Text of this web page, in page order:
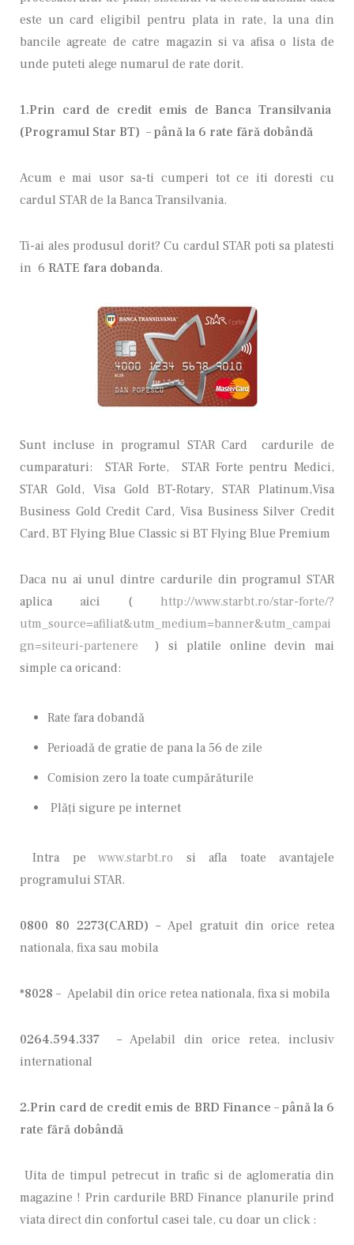
este un card eligibil pentru plata in rate, la una din
bancile agreate de catre magazin si va afisa o lista de
unde puteti alege numarul de rate dorit.
1.Prin card de credit emis de Banca Transilvania
(Programul Star BT) – până la 6 rate fără dobândă
Acum e mai usor sa-ti cumperi tot ce iti doresti cu
cardul STAR de la Banca Transilvania.
Ti-ai ales produsul dorit? Cu cardul STAR poti sa platesti
in 6 RATE fara dobanda.
Sunt incluse in programul STAR Card cardurile de
cumparaturi: STAR Forte, STAR Forte pentru Medici,
STAR Gold, Visa Gold BT-Rotary, STAR Platinum,Visa
Business Gold Credit Card, Visa Business Silver Credit
Card, BT Flying Blue Classic si BT Flying Blue Premium
Daca nu ai unul dintre cardurile din programul STAR
aplica aici ( http://www.starbt.ro/star-forte/?
utm_source=afiliat&utm_medium=banner&utm_campai
gn=siteuri-partenere ) si platile online devin mai
simple ca oricand:
Rate fara dobandă
Perioadă de gratie de pana la 56 de zile
Comision zero la toate cumpărăturile
Plăți sigure pe internet
Intra pewww.starbt.ro si afla toate avantajele
programului STAR.
0800 80 2273(CARD) – Apel gratuit din orice retea
nationala, fixa sau mobila
*8028 – Apelabil din orice retea nationala, fixa si mobila
0264.594.337 – Apelabil din orice retea, inclusiv
international
2.Prin card de credit emis de BRD Finance – până la 6
rate fără dobândă
Uita de timpul petrecut in trafic si de aglomeratia din
magazine ! Prin cardurile BRD Finance planurile prind
viata direct din confortul casei tale, cu doar un click :